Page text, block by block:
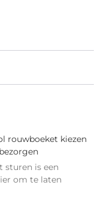
rouwboeket kiezen
sturen is een
om te laten